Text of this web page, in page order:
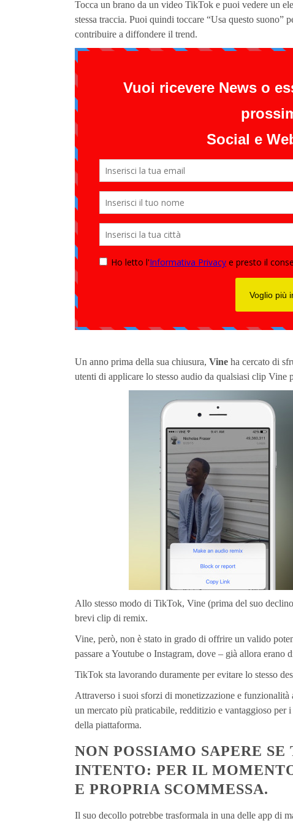
Tocca un brano da un video TikTok e puoi vedere un
stessa traccia. Puoi quindi toccare “Usa questo suono”
contribuire a diffondere il trend.
Un anno prima della sua chiusura, Vine ha cercato di
utenti di applicare lo stesso audio da qualsiasi clip Vine
Allo stesso modo di TikTok, Vine (prima del suo
brevi clip di remix.
Vine, però, non è stato in grado di offrire un valido
passare a Youtube o Instagram, dove – già allora
TikTok sta lavorando duramente per evitare lo stesso
Attraverso i suoi sforzi di monetizzazione e
un mercato più praticabile, redditizio e vantaggioso
della piattaforma.
NON POSSIAMO SAPERE
INTENTO: PER IL
E PROPRIA SCOMMESSA.
Il suo decollo potrebbe trasformala in una delle app di